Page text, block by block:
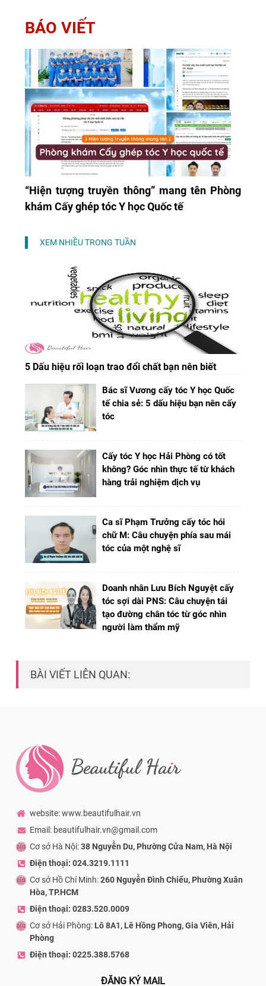
BÁO VIẾT
“Hiện tượng truyền thông” mang tên Phòng
khám Cấy ghép tóc Y học Quốc tế
XEM NHIỀU TRONG TUẦN
5 Dấu hiệu rối loạn trao đổi chất bạn nên biết
Bác sĩ Vương cấy tóc Y học Quốc
tế chia sẻ: 5 dấu hiệu bạn nên cấy
tóc
Cấy tóc Y học Hải Phòng có tốt
không? Góc nhìn thực tế từ khách
hàng trải nghiệm dịch vụ
Ca sĩ Phạm Trưởng cấy tóc hói
chữ M: Câu chuyện phía sau mái
tóc của một nghệ sĩ
Doanh nhân Lưu Bích Nguyệt cấy
tóc sợi dài PNS: Câu chuyện tái
tạo đường chân tóc từ góc nhìn
người làm thẩm mỹ
BÀI VIẾT LIÊN QUAN:
website: www.beautifulhair.vn
Email: beautifulhair.vn@gmail.com
Cơ sở Hà Nội:38 Nguyễn Du, Phường Cửa Nam, Hà Nội
Điện thoại: 024.3219.1111
Cơ sở Hồ Chí Minh:260 Nguyễn Đình Chiểu, Phường Xuân
Hòa, TP.HCM
Điện thoại: 0283.520.0009
Cơ sở Hải Phòng: Lô 8A1, Lê Hồng Phong, Gia Viên, Hải
Phòng
Điện thoại: 0225.388.5768
ĐĂNG KÝ MAIL